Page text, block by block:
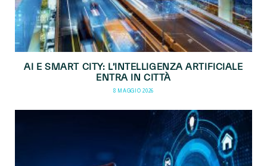
AI E SMART CITY: L’INTELLIGENZA ARTIFICIALE
ENTRA IN CITTÀ
8 MAGGIO 2026